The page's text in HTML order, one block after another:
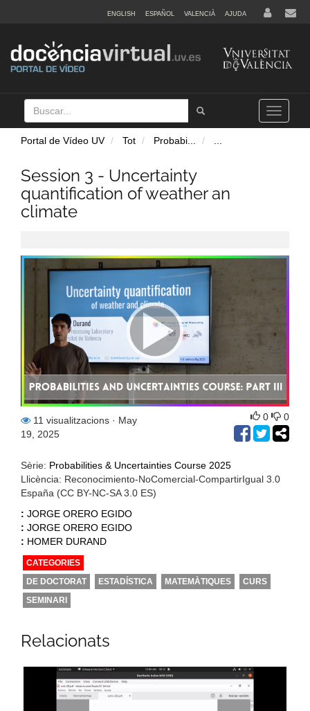
ENGLISH ESPAÑOL VALENCIÀ AJUDA
Buscar
Tramet
Toggle
navigation
Portal de Vídeo UV Tot Probabi
Session 3 - Uncertainty
quantification of weather an
climate
11 visualitzacions · May
19, 2025
0 0
Sèrie: Probabilities & Uncertainties Course 2025
Llicència: Reconocimiento-NoComercial-CompartirIgual 3.0
España (CC BY-NC-SA 3.0 ES)
: JORGE ORERO EGIDO
: JORGE ORERO EGIDO
: HOMER DURAND
CATEGORIES
DE DOCTORAT
ESTADÍSTICA MATEMÀTIQUES
CURS
SEMINARI
Relacionats